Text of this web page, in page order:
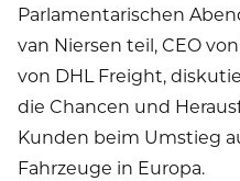
Parlamentarischen
van Niersen teil, CEO
von DHL Freight,
die Chancen und
Kunden beim Umstieg
Fahrzeuge in Europa.